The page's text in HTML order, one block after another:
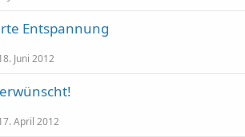
Entspannung
Juni 2012
April 2012